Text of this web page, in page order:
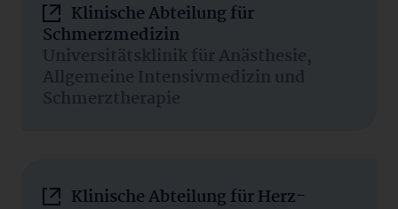
Klinische Abteilung für
Schmerzmedizin
Universitätsklinik für Anästhesie,
Allgemeine Intensivmedizin und
Schmerztherapie
Klinische Abteilung für Herz-